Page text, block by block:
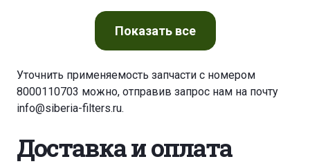
Показатьвсе
Уточнить применяемость запчасти с номером
8000110703 можно, отправив запрос нам на почту
info@siberia-filters.ru.
Доставка и оплата